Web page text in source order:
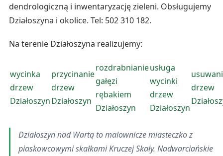
dendrologiczną i inwentaryzację zieleni. Obsługujemy
Działoszyna i okolice. Tel: 502 310 182.
Na terenie Działoszyna realizujemy:
wycinka
drzew
Działoszyn
przycinanie
drzew
Działoszyn
rozdrabnianie
gałęzi
rębakiem
Działoszyn
usługa
wycinki
drzew
Działoszyn
drzew
Działoszyn nad Wartą to malownicze miasteczko z
piaskowcowymi skałkami Kruczej Skały. Nadwarciańskie